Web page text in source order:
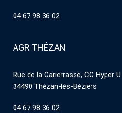
04 67 98 36 02
AGR THÉZAN
Rue de la Carierrasse, CC Hyper U
34490 Thézan-lès-Béziers
04 67 98 36 02